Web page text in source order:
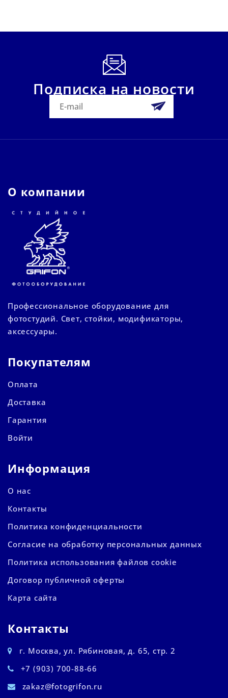
Подписка на новости
О компании
Профессиональное оборудование для
фотостудий. Свет, стойки, модификаторы,
аксессуары.
Покупателям
Оплата
Доставка
Гарантия
Войти
Информация
О нас
Контакты
Политика конфиденциальности
Согласие на обработку персональных данных
Политика использования файлов cookie
Договор публичной оферты
Карта сайта
Контакты
г. Москва, ул. Рябиновая, д. 65, стр. 2
+7 (903) 700-88-66
zakaz@fotogrifon.ru